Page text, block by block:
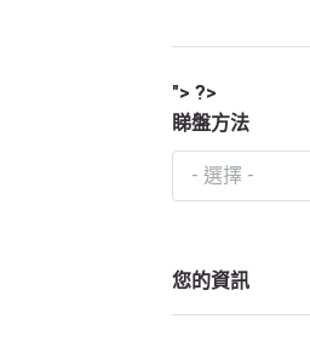
"> ?>
睇盤方法
- 選擇 -
您的資訊